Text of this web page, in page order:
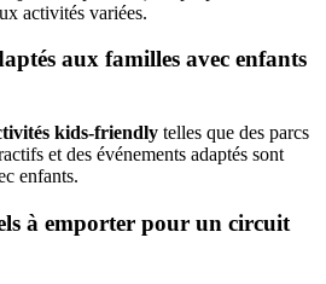
activités variées.
aux familles avec enfants
kids-friendly telles que des parcs
et des événements adaptés sont
enfants.
à emporter pour un circuit